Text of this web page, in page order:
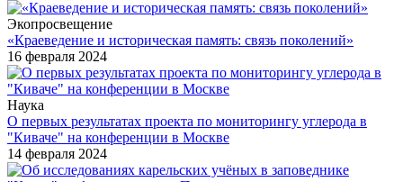
Экопросвещение
«Краеведение и историческая память: связь поколений»
16 февраля 2024
Наука
О первых результатах проекта по мониторингу углерода в
"Киваче" на конференции в Москве
14 февраля 2024